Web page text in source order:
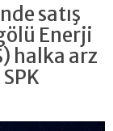
satış
Enerji
halka arz